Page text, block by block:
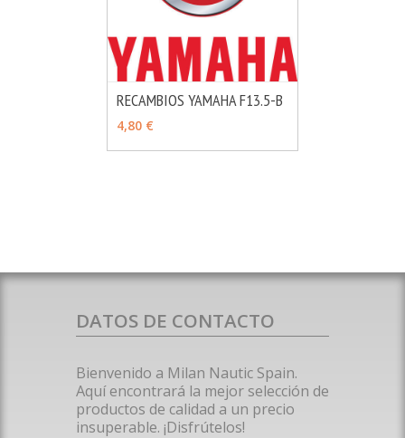
RECAMBIOS YAMAHA F13.5-B
4,80 €
DATOS DE CONTACTO
Bienvenido a Milan Nautic Spain.
Aquí encontrará la mejor selección de
productos de calidad a un precio
insuperable. ¡Disfrútelos!